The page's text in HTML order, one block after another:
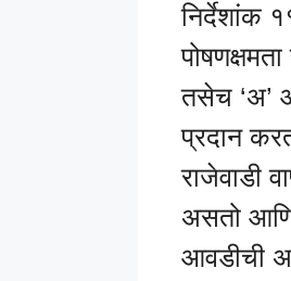
निर्देशांक
तसेच ‘अ’
प्रदान
राजेवाडी
असतो
आवडीची